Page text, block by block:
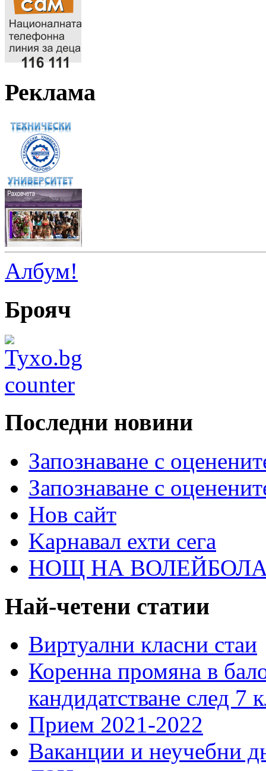
Реклама
Албум!
Брояч
Последни новини
Запознаване с
Запознаване с
Нов сайт
Kарнавал ехти сега
НОЩ НА ВОЛЕЙБОЛА
Най-четени статии
Виртуални класни стаи
Коренна промяна в
кандидатстване след 7
Прием 2021-2022
Ваканции и неучебни